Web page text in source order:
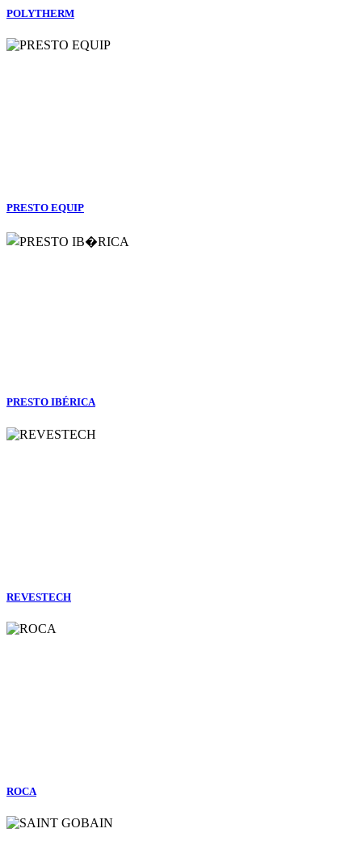
POLYTHERM
PRESTO EQUIP
PRESTO IBÉRICA
REVESTECH
ROCA